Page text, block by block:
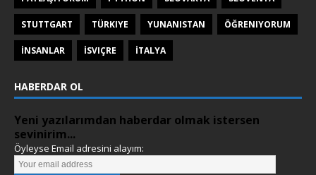
STUTTGART TÜRKIYE YUNANISTAN ÖĞRENIYORUM
İNSANLAR İSVIÇRE İTALYA
HABERDAR OL
Yeni yazılarımdan haberdar olmak istersen
sevinirim...
Öyleyse Email adresini alayım: